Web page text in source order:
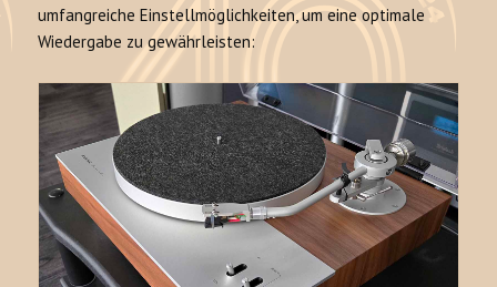
umfangreiche Einstellmöglichkeiten, um eine optimale
Wiedergabe zu gewährleisten: